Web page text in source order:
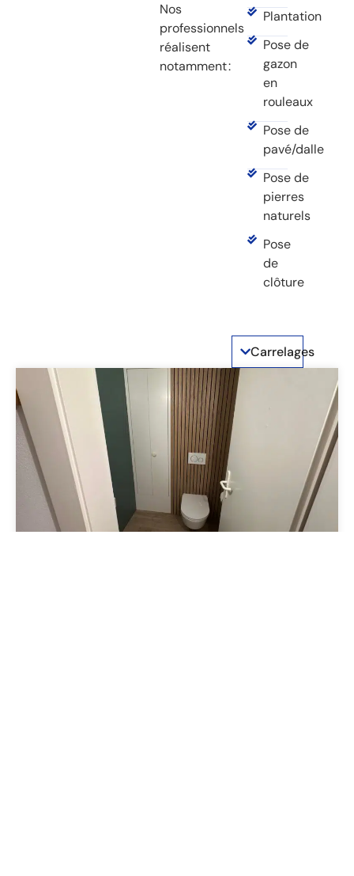
Nos
professionnels
réalisent
notamment :
Plantation
Pose de
gazon
en
rouleaux
Pose de
pavé/dalle
Pose de
pierres
naturels
Pose
de
clôture
Carrelages